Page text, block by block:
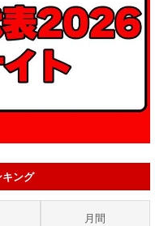
キング
月間